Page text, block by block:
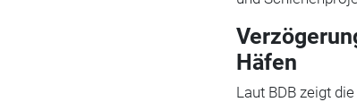
Häfen
Laut BDB zeigt